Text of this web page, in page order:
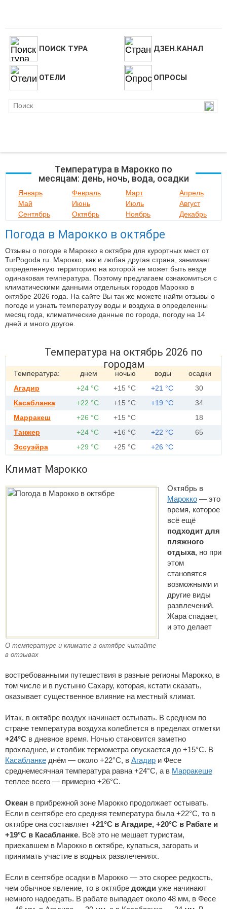
ПОИСК ТУРА ДЗЕН.КАНАЛ
ОТЕЛИ ОПРОСЫ
Температура в Марокко по
месяцам: день, ночь, вода, осадки
Январь Февраль Март
Апрель
Май
Июнь Июль
Август
Сентябрь
Октябрь Ноябрь Декабрь
Погода в Марокко в октябре
Отзывы о погоде в Марокко в октябре для курортных мест от
TurPogoda.ru. Марокко, как и любая другая страна, занимает
определенную территорию на которой не может быть везде
одинаковая температура. Поэтому предлагаем ознакомиться с
климатическими данными отдельных городов Марокко в
октябре 2026 года. На сайте Вы так же можете найти отзывы о
погоде и узнать температуру воды и воздуха в определенны
месяц года, климатические данные по города, погоду на 14
дней и много другое.
Температура на октябрь 2026 по
городам
Температура: днем ночью воды
осадки
Агадир
+24 °С +15 °С +21 °С
30
Касабланка
+22 °С +15 °С +19 °С
34
Марракеш
+26 °С +15 °С
18
Танжер
+24 °С +16 °С +22 °С
65
Эссуэйра
+29 °С +25 °С +26 °С
Климат Марокко
О температуре и климате в октябре читайте
в отзывах
Октябрь в
Марокко — это
время, которое
всё ещё
подходит для
пляжного
отдыха, но при
этом
становятся
возможными и
другие виды
развлечений.
Жара спадает,
и это делает
востребованными путешествия в разные регионы Марокко, в
том числе и в пустыню Сахару, которая, кстати сказать,
оказывает существенное влияние на местный климат.
Итак, в октябре воздух начинает остывать. В среднем по
стране температура воздуха колеблется в пределах отметки
+24°С в дневное время. Ночью становится заметно
прохладнее, и столбик термометра опускается до +15°С. В
Касабланке днём — около +22°С, в Агадир и Фесе
среднемесячная температура равна +24°С, а в Марракеше
теплее всего — примерно +26°С.
Океан в прибрежной зоне Марокко продолжает остывать.
Если в сентябре его средняя температура была +22°С, то в
октябре она составляет +21°С в Агадире, +20°С в Рабате и
+19°С в Касабланке. Всё это не мешает туристам,
приехавшем в Марокко в октябре, купаться, загорать и
принимать участие в водных развлечениях.
Если в сентябре осадки в Марокко — это скорее редкость,
чем обычное явление, то в октябре дожди уже начинают
немного надоедать. В рабате выпадает около 48 мм, в Фесе